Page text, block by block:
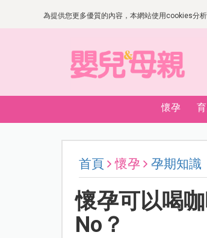
為提供您更多優質的內容，本網站使用cookies分
懷孕
首頁 懷孕 孕期知識
懷孕可以喝
No？